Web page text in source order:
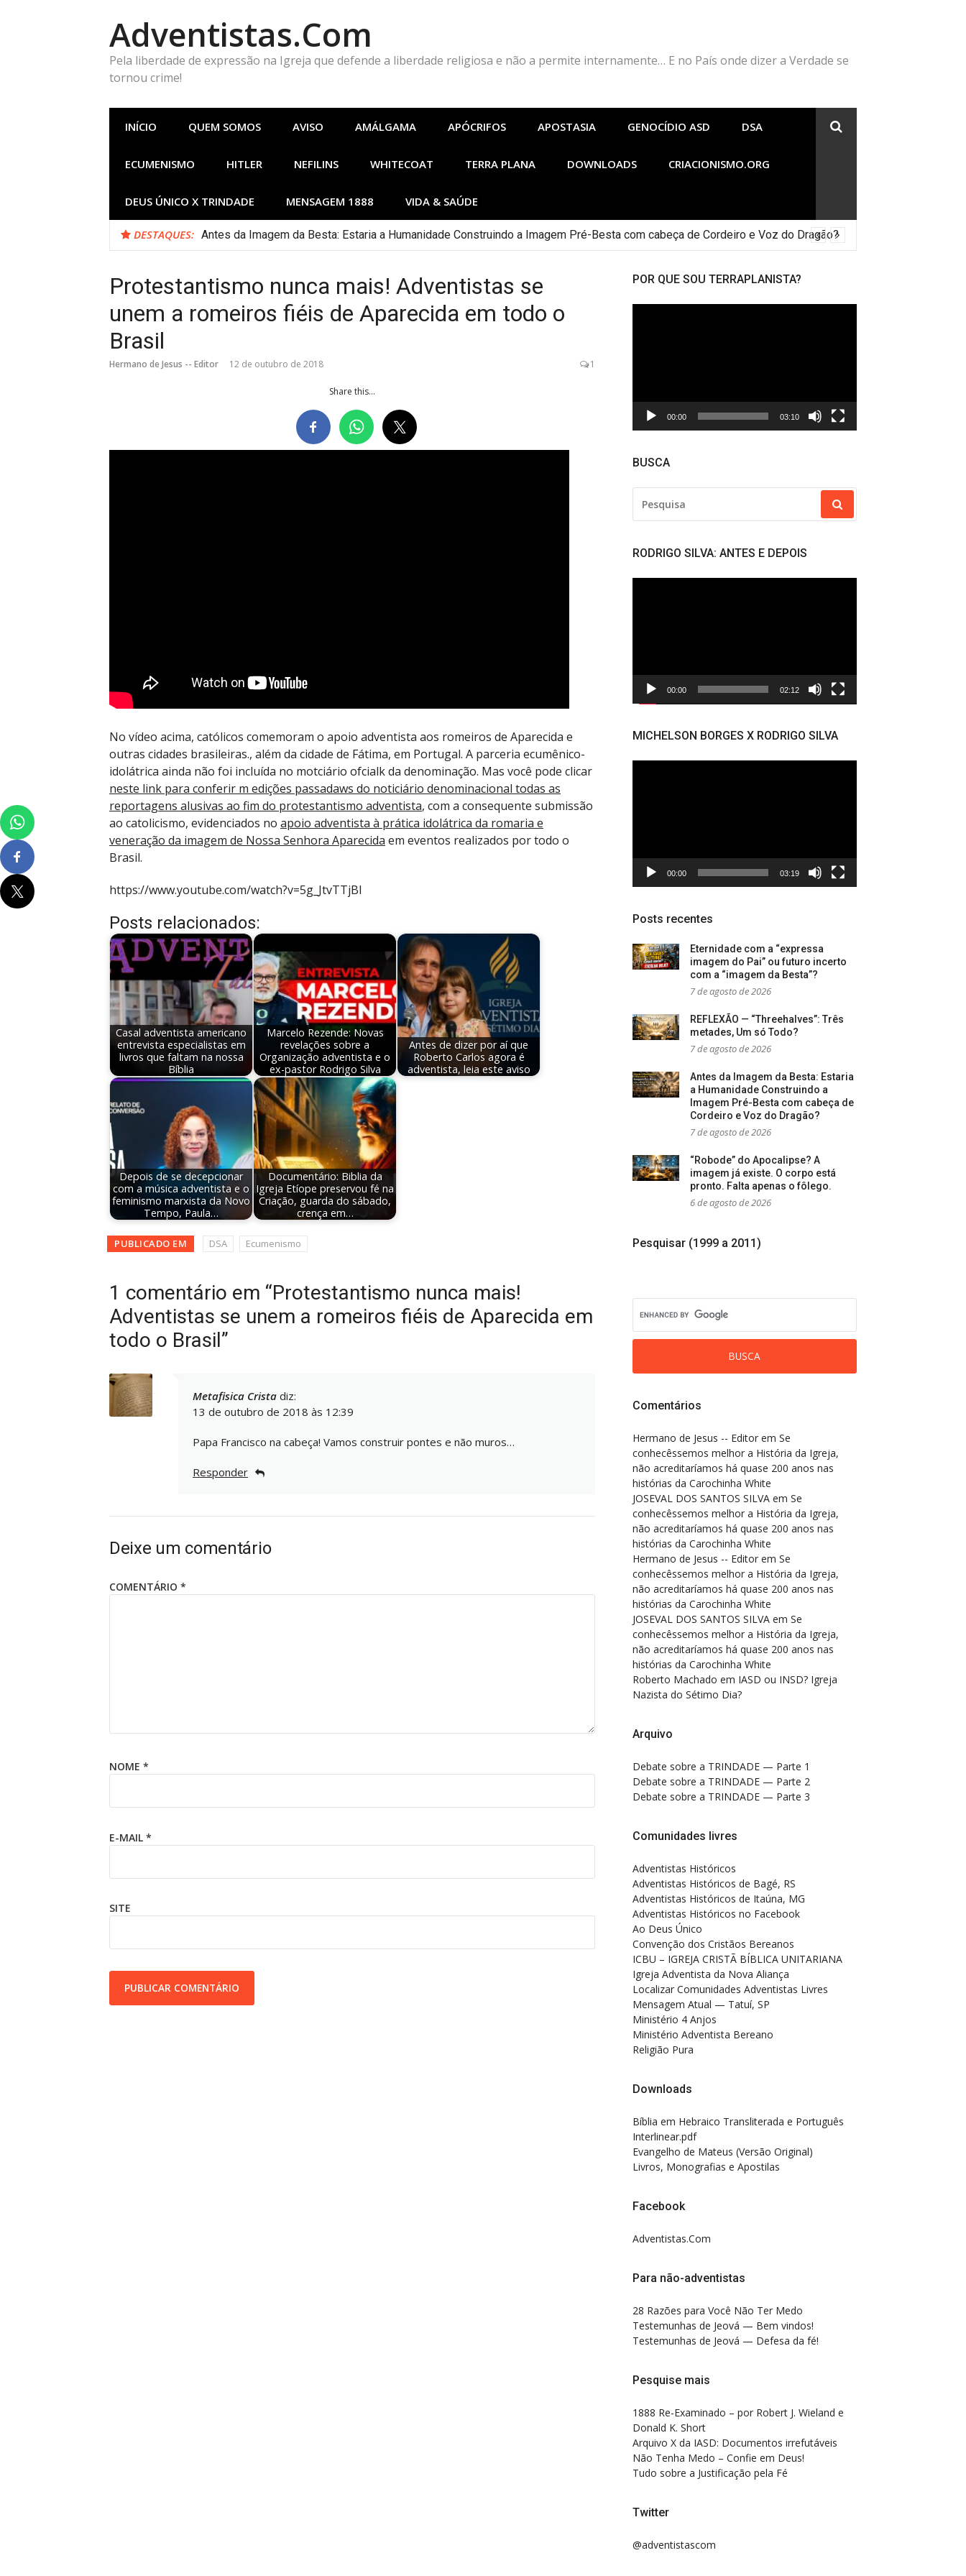
Adventistas.Com
Pela liberdade de expressão na Igreja que defende a liberdade religiosa e não a permite internamente… E no País onde dizer a Verdade se
tornou crime!
INÍCIO QUEM SOMOS AVISO AMÁLGAMA APÓCRIFOS APOSTASIA GENOCÍDIO ASD DSA
ECUMENISMO HITLER NEFILINS WHITECOAT TERRA PLANA DOWNLOADS CRIACIONISMO.ORG
DEUS ÚNICO X TRINDADE MENSAGEM 1888 VIDA & SAÚDE
DESTAQUES: Antes da Imagem da Besta: Estaria a Humanidade Construindo a Imagem Pré-Besta com cabeça de Cordeiro e Voz do Dragão?
Protestantismo nunca mais! Adventistas se
unem a romeiros fiéis de Aparecida em todo o
Brasil
Hermano de Jesus -- Editor 12 de outubro de 2018 1
Share this...
No vídeo acima, católicos comemoram o apoio adventista aos romeiros de Aparecida e
outras cidades brasileiras., além da cidade de Fátima, em Portugal. A parceria ecumênico-
idolátrica ainda não foi incluída no motciário ofcialk da denominação. Mas você pode clicar
neste link para conferir m edições passadaws do noticiário denominacional todas as
reportagens alusivas ao fim do protestantismo adventista, com a consequente submissão
ao catolicismo, evidenciados no apoio adventista à prática idolátrica da romaria e
veneração da imagem de Nossa Senhora Aparecida em eventos realizados por todo o
Brasil.
https://www.youtube.com/watch?v=5g_JtvTTjBI
Posts relacionados:
Casal adventista americano
entrevista especialistas em
livros que faltam na nossa
Bíblia
Marcelo Rezende: Novas
revelações sobre a
Organização adventista e o
ex-pastor Rodrigo Silva
Antes de dizer por aí que
Roberto Carlos agora é
adventista, leia este aviso
Depois de se decepcionar
com a música adventista e o
feminismo marxista da Novo
Tempo, Paula…
Documentário: Biblia da
Igreja Etíope preservou fé na
Criação, guarda do sábado,
crença em…
PUBLICADO EM DSA Ecumenismo
1 comentário em “Protestantismo nunca mais!
Adventistas se unem a romeiros fiéis de Aparecida em
todo o Brasil”
Metafisica Crista diz:
13 de outubro de 2018 às 12:39
Papa Francisco na cabeça! Vamos construir pontes e não muros…
Responder
Deixe um comentário
COMENTÁRIO *
NOME *
E-MAIL *
SITE
POR QUE SOU TERRAPLANISTA?
00:00 03:10
BUSCA
POR:
RODRIGO SILVA: ANTES E DEPOIS
00:00 02:12
MICHELSON BORGES X RODRIGO SILVA
00:00 03:19
Posts recentes
Eternidade com a “expressa
imagem do Pai” ou futuro incerto
com a “imagem da Besta”?
7 de agosto de 2026
REFLEXÃO — “Threehalves”: Três
metades, Um só Todo?
7 de agosto de 2026
Antes da Imagem da Besta: Estaria
a Humanidade Construindo a
Imagem Pré-Besta com cabeça de
Cordeiro e Voz do Dragão?
7 de agosto de 2026
“Robode” do Apocalipse? A
imagem já existe. O corpo está
pronto. Falta apenas o fôlego.
6 de agosto de 2026
Pesquisar (1999 a 2011)
Comentários
Hermano de Jesus -- Editor em Se
conhecêssemos melhor a História da Igreja,
não acreditaríamos há quase 200 anos nas
histórias da Carochinha White
JOSEVAL DOS SANTOS SILVA em Se
conhecêssemos melhor a História da Igreja,
não acreditaríamos há quase 200 anos nas
histórias da Carochinha White
Hermano de Jesus -- Editor em Se
conhecêssemos melhor a História da Igreja,
não acreditaríamos há quase 200 anos nas
histórias da Carochinha White
JOSEVAL DOS SANTOS SILVA em Se
conhecêssemos melhor a História da Igreja,
não acreditaríamos há quase 200 anos nas
histórias da Carochinha White
Roberto Machado em IASD ou INSD? Igreja
Nazista do Sétimo Dia?
Arquivo
Debate sobre a TRINDADE — Parte 1
Debate sobre a TRINDADE — Parte 2
Debate sobre a TRINDADE — Parte 3
Comunidades livres
Adventistas Históricos
Adventistas Históricos de Bagé, RS
Adventistas Históricos de Itaúna, MG
Adventistas Históricos no Facebook
Ao Deus Único
Convenção dos Cristãos Bereanos
ICBU – IGREJA CRISTÃ BÍBLICA UNITARIANA
Igreja Adventista da Nova Aliança
Localizar Comunidades Adventistas Livres
Mensagem Atual — Tatuí, SP
Ministério 4 Anjos
Ministério Adventista Bereano
Religião Pura
Downloads
Bíblia em Hebraico Transliterada e Português
Interlinear.pdf
Evangelho de Mateus (Versão Original)
Livros, Monografias e Apostilas
Facebook
Adventistas.Com
Para não-adventistas
28 Razões para Você Não Ter Medo
Testemunhas de Jeová — Bem vindos!
Testemunhas de Jeová — Defesa da fé!
Pesquise mais
1888 Re-Examinado – por Robert J. Wieland e
Donald K. Short
Arquivo X da IASD: Documentos irrefutáveis
Não Tenha Medo – Confie em Deus!
Tudo sobre a Justificação pela Fé
Twitter
@adventistascom